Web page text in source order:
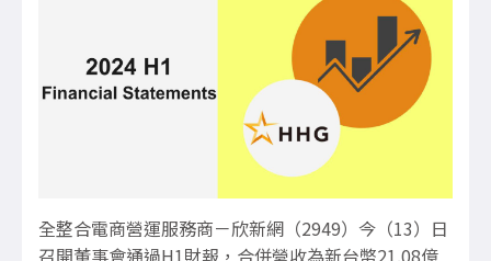
全整合電商營運服務商－欣新網（2949）今（13）日
召開董事會通過H1財報，合併營收為新台幣21.08億